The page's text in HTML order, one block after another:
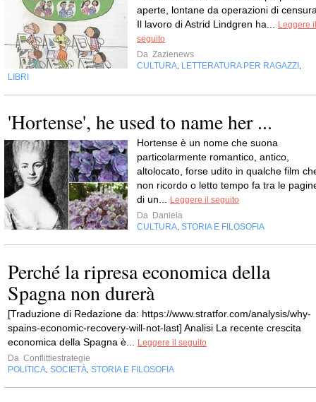
aperte, lontane da operazioni di
Il lavoro di Astrid Lindgren ha...
Leggere il
seguito
Da Zazienews
CULTURA LETTERATURA PER RAGAZZI
LIBRI
'Hortense', he used to name her ...
Hortense è un nome che suona
particolarmente romantico, antico,
altolocato, forse udito in qualche film
non ricordo o letto tempo fa tra le
di un...
Leggere il seguito
Da Daniela
CULTURA STORIA E FILOSOFIA
Perché la ripresa economica della
Spagna non durerà
[Traduzione di Redazione da: https://www.stratfor.com/analysis/why-
spains-economic-recovery-will-not-last] Analisi La recente crescita
economica della Spagna è...
Leggere il seguito
Da Conflittiestrategie
POLITICA SOCIETÀ STORIA E FILOSOFIA